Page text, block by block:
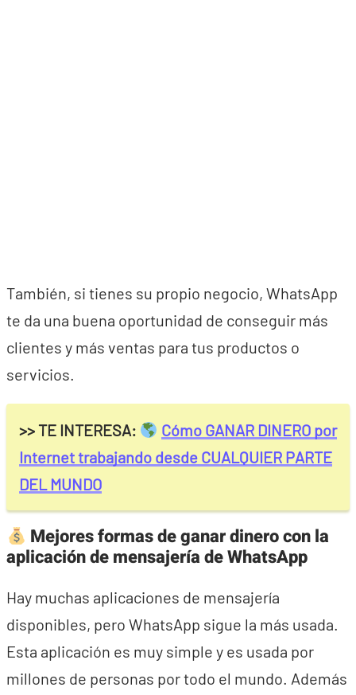
También, si tienes su propio negocio, WhatsApp
te da una buena oportunidad de conseguir más
clientes y más ventas para tus productos o
servicios.
>> TE INTERESA:
Cómo GANAR DINERO por
Internet trabajando desde CUALQUIER PARTE
DEL MUNDO
Mejores formas de ganar dinero con la
aplicación de mensajería de WhatsApp
Hay muchas aplicaciones de mensajería
disponibles, pero WhatsApp sigue la más usada.
Esta aplicación es muy simple y es usada por
millones de personas por todo el mundo. Además